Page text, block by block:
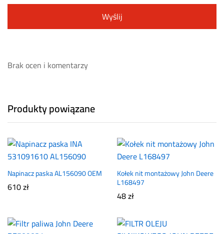
Brak ocen i komentarzy
Produkty powiązane
Napinacz paska AL156090 OEM
610zł
Kołek nit montażowy John Deere
L168497
48zł